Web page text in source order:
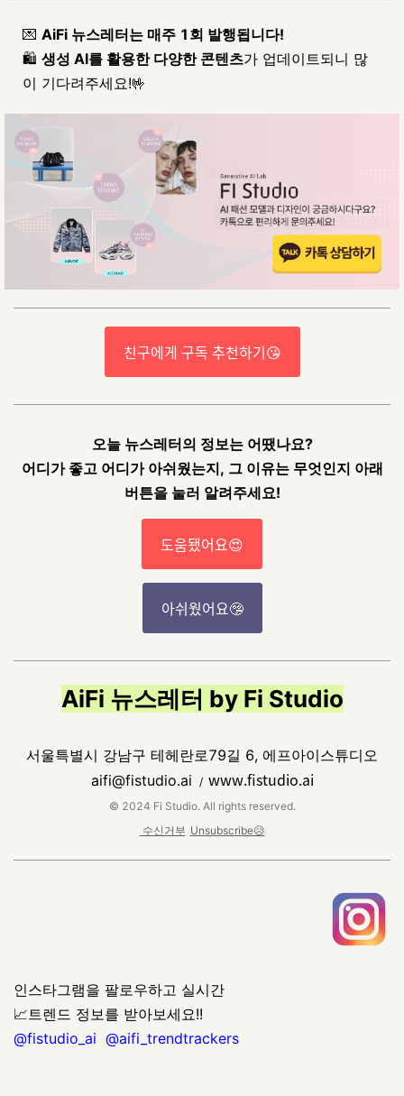
💌 AiFi 뉴스레터는 매주 1회 발행됩니다!
🛍️ 생성 AI를 활용한 다양한 콘텐츠가 업데이트되니 많
이 기다려주세요!🤟
친구에게 구독 추천하기😘
오늘 뉴스레터의 정보는 어땠나요?
어디가 좋고 어디가 아쉬웠는지, 그 이유는 무엇인지 아래
버튼을 눌러 알려주세요!
도움됐어요😍
아쉬웠어요🤥
AiFi 뉴스레터 by Fi Studio
서울특별시 강남구 테헤란로79길 6, 에프아이스튜디오
aifi@fistudio.ai / www.fistudio.ai
© 2024 Fi Studio. All rights reserved.
수신거부 Unsubscribe😥
인스타그램을 팔로우하고 실시간
📈트렌드 정보를 받아보세요!!
@fistudio_ai @aifi_trendtrackers